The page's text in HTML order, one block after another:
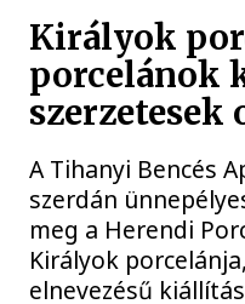
Királyok
porcelánok
szerzetesek
A Tihanyi Bencés
szerdán
meg a Herendi
Királyok
elnevezésű